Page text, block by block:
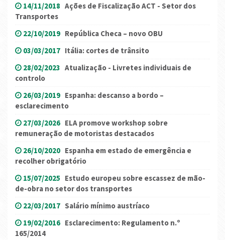
14/11/2018 Ações de Fiscalização ACT - Setor dos
Transportes
22/10/2019 República Checa – novo OBU
03/03/2017 Itália: cortes de trânsito
28/02/2023 Atualização - Livretes individuais de
controlo
26/03/2019 Espanha: descanso a bordo –
esclarecimento
27/03/2026 ELA promove workshop sobre
remuneração de motoristas destacados
26/10/2020 Espanha em estado de emergência e
recolher obrigatório
15/07/2025 Estudo europeu sobre escassez de mão-
de-obra no setor dos transportes
22/03/2017 Salário mínimo austríaco
19/02/2016 Esclarecimento: Regulamento n.º
165/2014